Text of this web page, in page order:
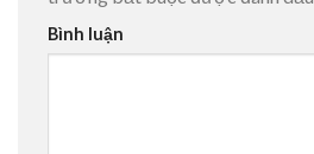
Bình luận